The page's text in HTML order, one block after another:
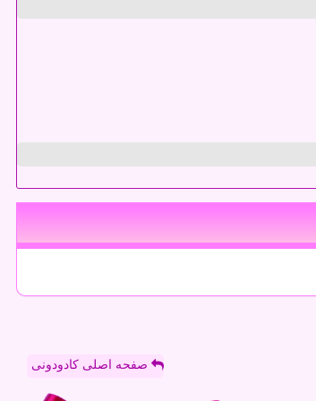
صفحه اصلی کادودونی